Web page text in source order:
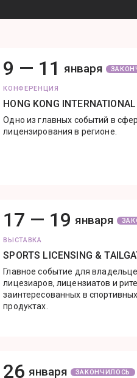
9 — 11 января
КОНФЕРЕНЦИЯ
HONG KONG
Одно из главных событий в
лицензирования в регионе.
17 — 19 января
ВЫСТАВКА
SPORTS LICENSING &
Главное событие для
лицезиаров, лицензиатов и
заинтересованных в
продуктах.
26 января ЗАКОНЧИЛОСЬ